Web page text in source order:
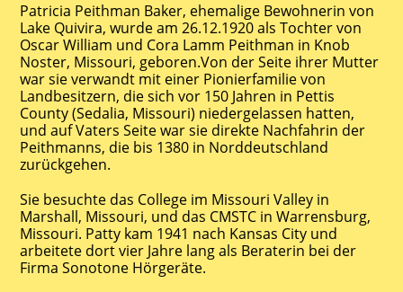
Patricia Peithman Baker, ehemalige Bewohnerin von
Lake Quivira, wurde am 26.12.1920 als Tochter von
Oscar William und Cora Lamm Peithman in Knob
Noster, Missouri, geboren.Von der Seite ihrer Mutter
war sie verwandt mit einer Pionierfamilie von
Landbesitzern, die sich vor 150 Jahren in Pettis
County (Sedalia, Missouri) niedergelassen hatten,
und auf Vaters Seite war sie direkte Nachfahrin der
Peithmanns, die bis 1380 in Norddeutschland
zurückgehen.
Sie besuchte das College im Missouri Valley in
Marshall, Missouri, und das CMSTC in Warrensburg,
Missouri. Patty kam 1941 nach Kansas City und
arbeitete dort vier Jahre lang als Beraterin bei der
Firma Sonotone Hörgeräte.